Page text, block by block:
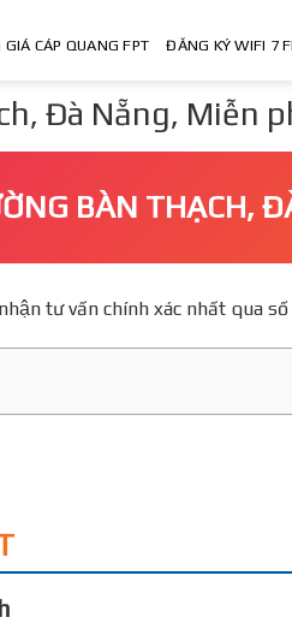
GIÁ CÁP QUANG FPT ĐĂNG KÝ WIFI 7
Đà Nẵng, Miễn
BÀN THẠCH,
tư vấn chính xác nhất qua